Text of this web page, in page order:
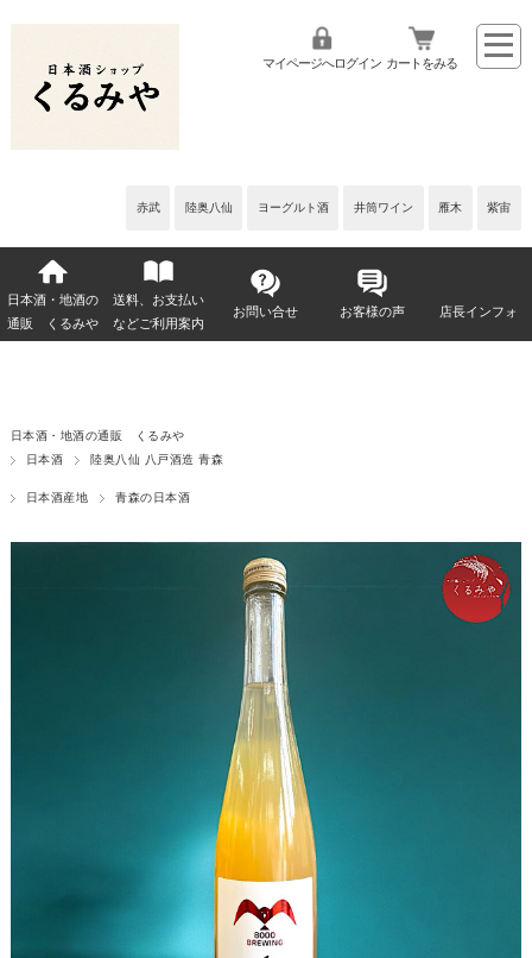
赤武 陸奥八仙 ヨーグルト酒 井筒ワイン 雁木 紫宙
マイページへログイン カートをみる
日本酒・地酒の
通販 くるみや
送料、お支払い
などご利用案内
お問い合せ お客様の声 店長インフォ
日本酒・地酒の通販 くるみや
日本酒
陸奥八仙 八戸酒造 青森
日本酒産地 青森の日本酒